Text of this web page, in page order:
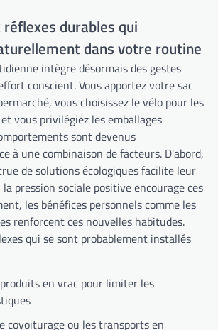
réflexes durables qui
dans votre routine
intègre désormais des gestes
conscient. Vous apportez votre sac
vous choisissez le vélo pour les
vous privilégiez les emballages
sont devenus
à une combinaison de facteurs. D'abord,
de solutions écologiques facilite leur
pression sociale positive encourage ces
les bénéfices personnels comme les
renforcent ces nouvelles habitudes.
qui se sont probablement installés
en vrac pour limiter les
covoiturage ou les transports en